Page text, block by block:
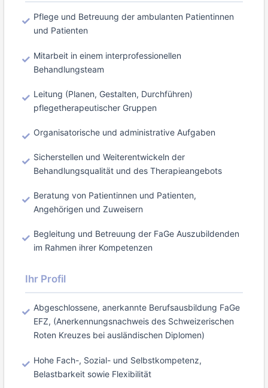
Pflege und Betreuung der ambulanten Patientinnen
und Patienten
Mitarbeit in einem interprofessionellen
Behandlungsteam
Leitung (Planen, Gestalten, Durchführen)
pflegetherapeutischer Gruppen
Organisatorische und administrative Aufgaben
Sicherstellen und Weiterentwickeln der
Behandlungsqualität und des Therapieangebots
Beratung von Patientinnen und Patienten,
Angehörigen und Zuweisern
Begleitung und Betreuung der FaGe Auszubildenden
im Rahmen ihrer Kompetenzen
Ihr Profil
Abgeschlossene, anerkannte Berufsausbildung FaGe
EFZ, (Anerkennungsnachweis des Schweizerischen
Roten Kreuzes bei ausländischen Diplomen)
Hohe Fach-, Sozial- und Selbstkompetenz,
Belastbarkeit sowie Flexibilität